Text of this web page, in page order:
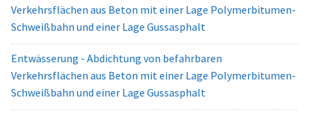
Verkehrsflächen aus Beton mit einer Lage Polymerbitumen-
Schweißbahn und einer Lage Gussasphalt
Entwässerung - Abdichtung von befahrbaren
Verkehrsflächen aus Beton mit einer Lage Polymerbitumen-
Schweißbahn und einer Lage Gussasphalt